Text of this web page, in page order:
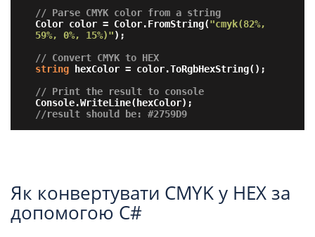
// Parse CMYK color from a string
Color color = Color.FromString("cmyk(82%,
59%, 0%, 15%)");
// Convert CMYK to HEX
string hexColor = color.ToRgbHexString();
// Print the result to console
//result should be: #2759D9
Як конвертувати CMYK у HEX за
допомогою C#